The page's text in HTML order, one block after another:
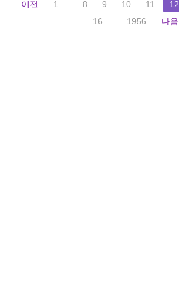
이전 1 ... 8 9 10 11 12
16
... 1956 다음